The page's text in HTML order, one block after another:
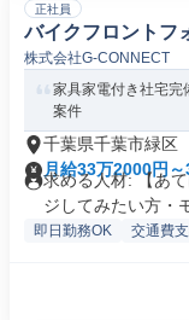
正社員
バイクフロントフ
株式会社G‐CONNECT
家具家電付き社宅完
案件
千葉県千葉市緑区
月給33万2000円
求める人材: 【あ
ジしてみたい方・
即日勤務OK 交通費